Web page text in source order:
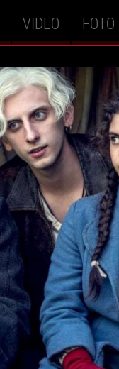
VIDEO FOTO